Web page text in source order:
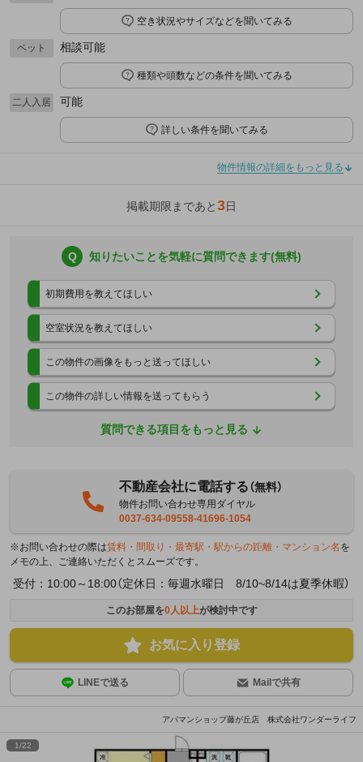
空き状況やサイズなどを聞いてみる
ペット 相談可能
種類や頭数などの条件を聞いてみる
二人入居 可能
詳しい条件を聞いてみる
物件情報の詳細をもっと見る
掲載期限まであと3日
Q 知りたいことを気軽に質問できます(無料)
初期費用を教えてほしい
空室状況を教えてほしい
この物件の画像をもっと送ってほしい
この物件の詳しい情報を送ってもらう
質問できる項目をもっと見る
不動産会社に電話する（無料）
物件お問い合わせ専用ダイヤル
0037-634-09558-41696-1054
※お問い合わせの際は賃料・間取り・最寄駅・駅からの距離・マンション名 を
メモの上、ご連絡いただくとスムーズです。
受付：10:00～18:00（定休日：毎週水曜日 8/10~8/14は夏季休暇）
このお部屋を0人以上が検討中です
お気に入り登録
LINEで送る Mailで共有
アパマンショップ藤が丘店 株式会社ワンダーライフ
1/22